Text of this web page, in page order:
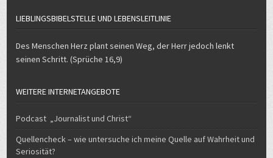
LIEBLINGSBIBELSTELLE UND LEBENSLEITLINIE
Des Menschen Herz plant seinen Weg, der Herr jedoch lenkt
seinen Schritt. (Sprüche 16,9)
WEITERE INTERNETANGEBOTE
Podcast „Journalist und Christ“
Quellencheck – wie untersuche ich meine Quelle auf Wahrheit und
Seriosität?